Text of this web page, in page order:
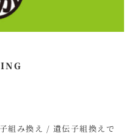
組み換え / 遺伝子組換えで